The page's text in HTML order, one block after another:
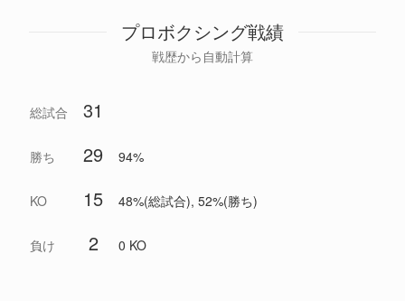
プロボクシング戦績
戦歴から自動計算
総試合 31
勝ち 29 94%
KO 15 48%(総試合), 52%(勝ち)
負け 2 0 KO